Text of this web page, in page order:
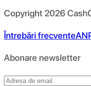
Copyright 2026
Întrebări frecvente
Abonare newsletter